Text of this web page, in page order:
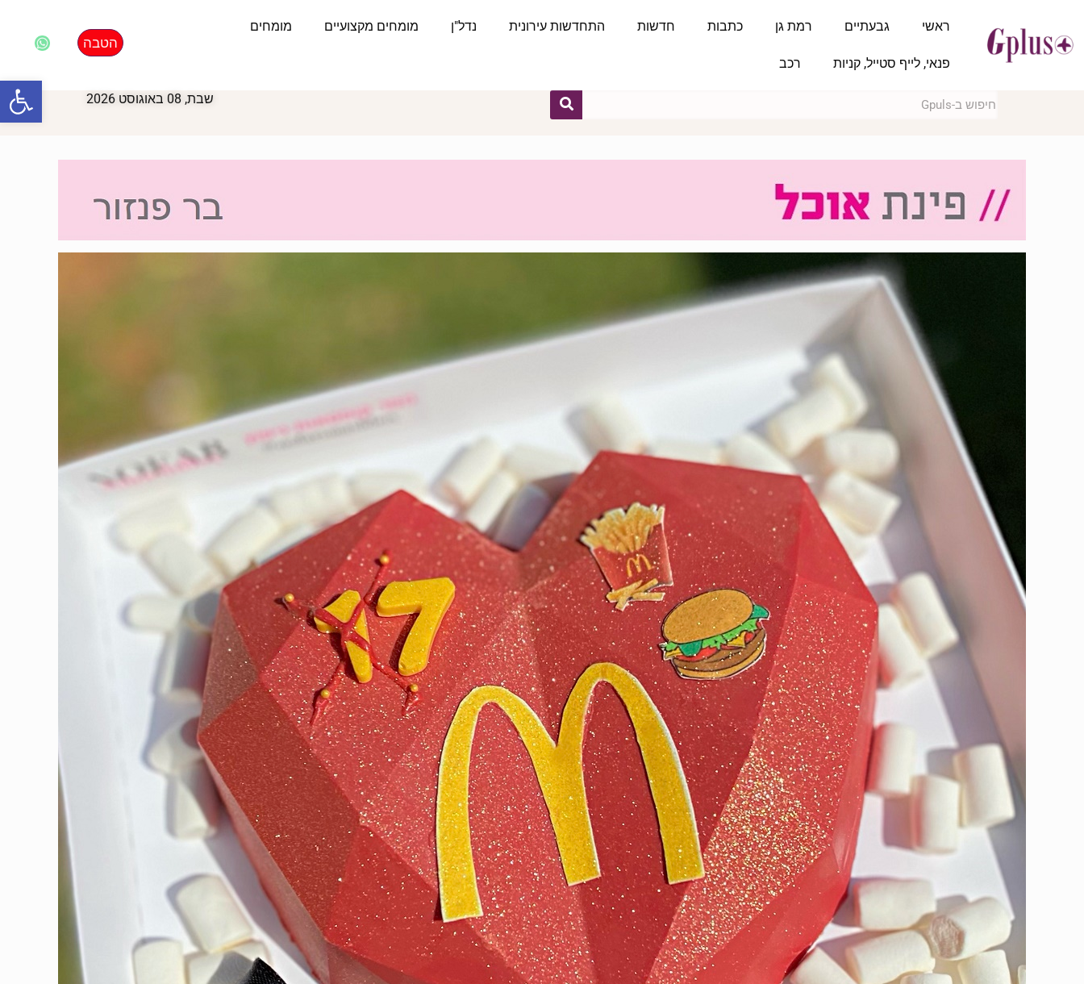
ראשי גבעתיים רמת גן כתבות חדשות התחדשות עירונית נדל"ן מומחים מקצועיים מומחים
פנאי, לייף סטייל, קניות רכב
הטבה
שבת, 08 באוגוסט 2026 פתח